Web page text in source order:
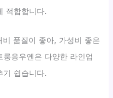
적합합니다.
비 품질이 좋아, 가성비 좋은
응우옌은 다양한 라인업
기 쉽습니다.